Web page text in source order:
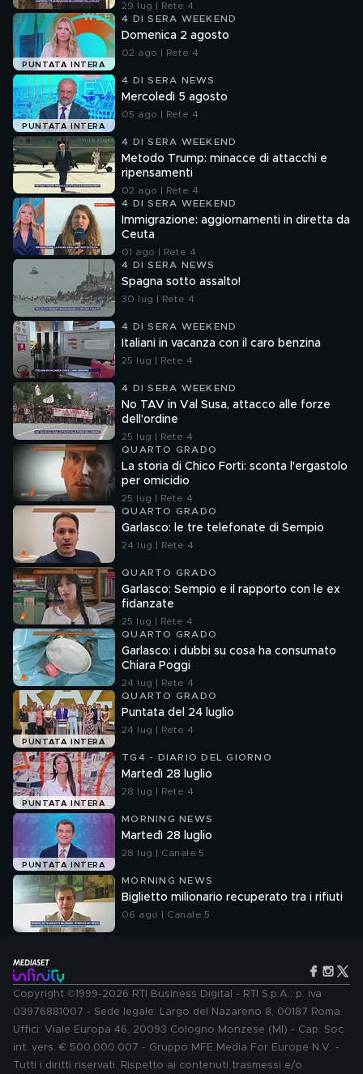
29 lug | Rete 4
PUNTATA INTERA
4 DI SERA WEEKEND
Domenica 2 agosto
02 ago | Rete 4
PUNTATA INTERA
4 DI SERA NEWS
Mercoledì 5 agosto
05 ago | Rete 4
4 DI SERA WEEKEND
Metodo Trump: minacce di attacchi e
ripensamenti
02 ago | Rete 4
4 DI SERA WEEKEND
Immigrazione: aggiornamenti in diretta da
Ceuta
01 ago | Rete 4
4 DI SERA NEWS
Spagna sotto assalto!
30 lug | Rete 4
4 DI SERA WEEKEND
Italiani in vacanza con il caro benzina
25 lug | Rete 4
4 DI SERA WEEKEND
No TAV in Val Susa, attacco alle forze
dell'ordine
25 lug | Rete 4
QUARTO GRADO
La storia di Chico Forti: sconta l'ergastolo
per omicidio
25 lug | Rete 4
QUARTO GRADO
Garlasco: le tre telefonate di Sempio
24 lug | Rete 4
QUARTO GRADO
Garlasco: Sempio e il rapporto con le ex
fidanzate
25 lug | Rete 4
QUARTO GRADO
Garlasco: i dubbi su cosa ha consumato
Chiara Poggi
24 lug | Rete 4
PUNTATA INTERA
QUARTO GRADO
Puntata del 24 luglio
24 lug | Rete 4
PUNTATA INTERA
TG4 - DIARIO DEL GIORNO
Martedì 28 luglio
28 lug | Rete 4
PUNTATA INTERA
MORNING NEWS
Martedì 28 luglio
28 lug | Canale 5
MORNING NEWS
Biglietto milionario recuperato tra i rifiuti
06 ago | Canale 5
Copyright ©1999-2026 RTI Business Digital - RTI S.p.A.: p. iva
03976881007 - Sede legale: Largo del Nazareno 8, 00187 Roma.
Uffici: Viale Europa 46, 20093 Cologno Monzese (MI) - Cap. Soc.
int. vers. € 500.000.007 - Gruppo MFE Media For Europe N.V. -
Tutti i diritti riservati. Rispetto ai contenuti trasmessi e/o